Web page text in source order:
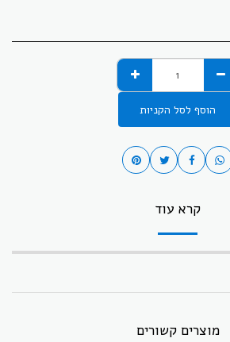
הוסף לסל הקניות
קרא עוד
מוצרים קשורים